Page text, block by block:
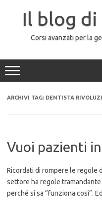
Il blog di
Corsi avanzati per la
ARCHIVI TAG: DENTISTA
Vuoi pazienti
Ricordati di rompere le
settore ha regole
perché si sa “funziona così”.